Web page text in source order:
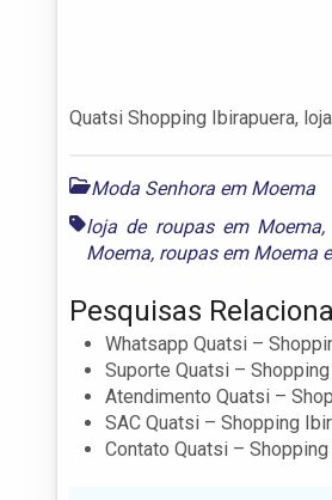
Quatsi Shopping Ibirapuera,
Moda Senhora em Moema
loja de roupas em Moema,
Moema, roupas em Moema
Pesquisas
Whatsapp Quatsi –
Suporte Quatsi –
Atendimento Quatsi –
SAC Quatsi – Shopping
Contato Quatsi –